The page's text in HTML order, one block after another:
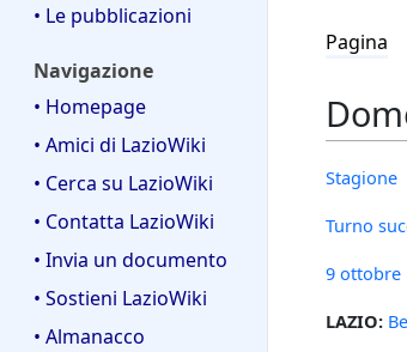
• Le pubblicazioni
Navigazione
• Homepage
• Amici di LazioWiki
• Cerca su LazioWiki
• Contatta LazioWiki
• Invia un documento
• Sostieni LazioWiki
• Almanacco
Pagina
Stagione
Turno
9 ottobre
LAZIO: